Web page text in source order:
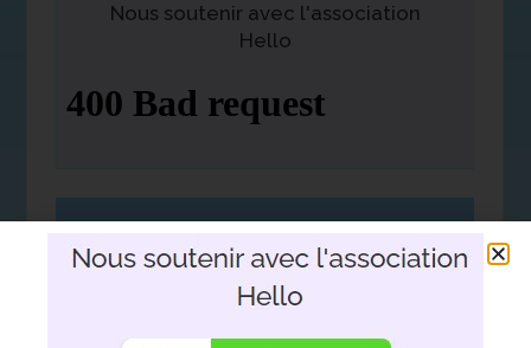
Nous soutenir avec l'association
Hello
DEVOIR DE MÉMOIRE
De la mémoire à la plume. Hommage d’un
fils à son père. Le film support aux
interventions en milieu scolaire.
Jean Anesetti ==>